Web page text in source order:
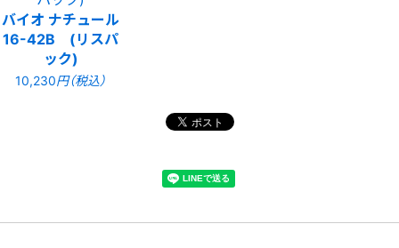
バイオ ナチュール
16-42B (リスパ
ック)
10,230円（税込）